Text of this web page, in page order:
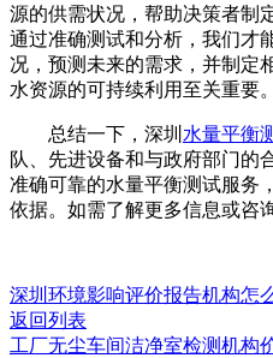
源的供需状况，帮助决策者制
通过准确测试和分析，我们才
况，预测未来的需求，并制定
水资源的可持续利用至关重要。
总结一下，深圳 水量平衡
队、先进设备和与政府部门的
准确可靠的水量平衡测试服务
依据。如需了解更多信息或咨
深圳环境影响评价报告机构怎
返回列表
工厂无尘车间洁净室检测机构